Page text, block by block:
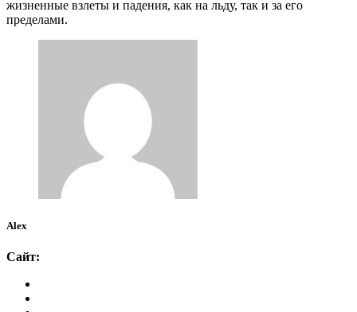
жизненные взлеты и падения, как на льду, так и за его
пределами.
Alex
Сайт: